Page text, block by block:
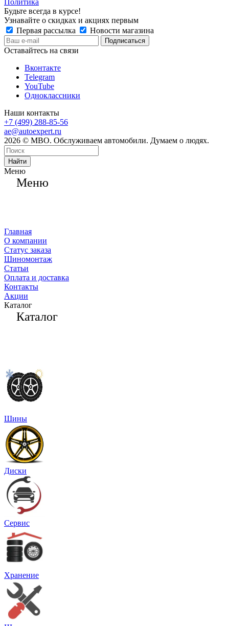
Политика
Будьте всегда в курсе!
Узнавайте о скидках и акциях первым
Первая рассылка
Новости магазина
Оставайтесь на связи
Вконтакте
Telegram
YouTube
Одноклассники
Наши контакты
+7 (499) 288-85-56
ae@autoexpert.ru
2026 © МВО. Обслуживаем автомобили. Думаем о людях.
Найти
Меню
Меню
Главная
О компании
Статус заказа
Шиномонтаж
Статьи
Оплата и доставка
Контакты
Акции
Каталог
Каталог
Шины
Диски
Сервис
Хранение